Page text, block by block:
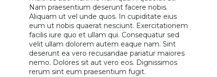
Nam praesentium deserunt facere nobis.
Aliquam ut vel unde quos. In cupiditate eius
eum ut nobis quaerat nesciunt. Exercitationem
facilis iure quo et ullam qui. Consequatur sed
velit ullam dolorem autem eaque nam. Sint
deserunt ea vero recusandae pariatur maiores
nemo. Dolores sit aut vero eos. Dignissimos
rerum sint eum praesentium fugit.